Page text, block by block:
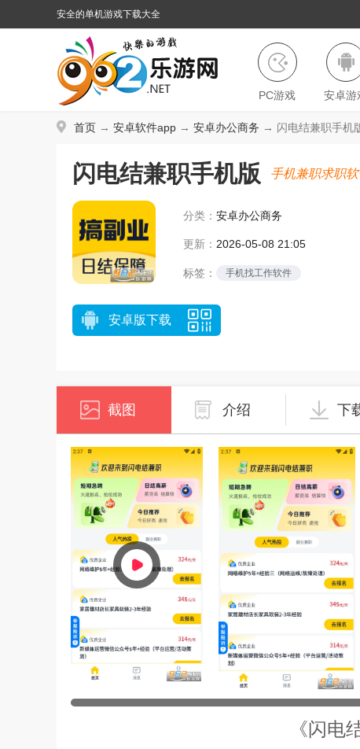
安全的单机游戏下载大全
PC游戏 安卓游
首页 → 安卓软件app → 安卓办公商务 → 闪电结兼职手机
闪电结兼职手机版 手机兼职求职
分类： 安卓办公商务
更新： 2026-05-08 21:05
标签： 手机找工作软件
安卓版下载
截图 介绍 下
《闪电